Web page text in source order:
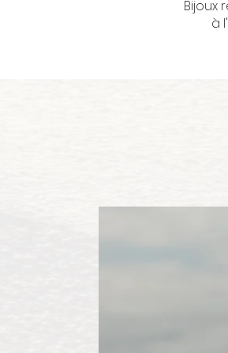
Bijoux
à